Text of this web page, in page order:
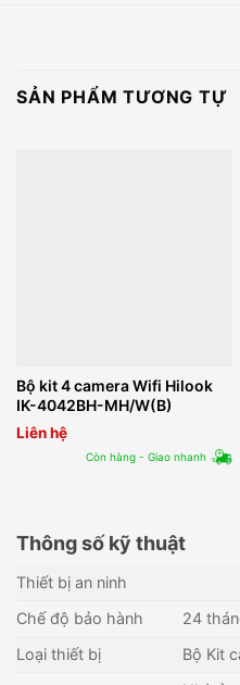
SẢN PHẨM TƯƠNG TỰ
Bộ kit 4 camera Wifi Hilook
IK-4042BH-MH/W(B)
Liên hệ
Còn hàng - Giao nhanh
Thông số kỹ thuật
Thiết bị an ninh
Chế độ bảo hành
24
Loại thiết bị
Bộ Kit